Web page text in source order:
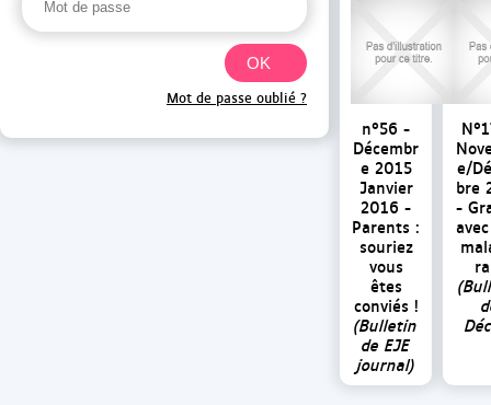
n°56 -
Décembr
e 2015
Janvier
2016 -
Parents :
souriez
vous
êtes
conviés !
(Bulletin
de EJE
journal)
e/
bre
-
Mot de passe oublié ?